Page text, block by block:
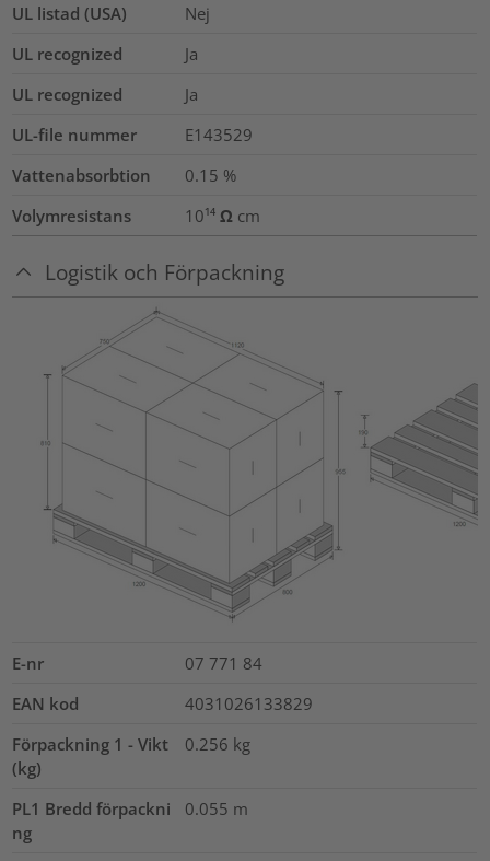
UL listad (USA)
Nej
UL recognized
Ja
UL recognized
Ja
UL-file nummer
E143529
Vattenabsorbtion
0.15 %
Volymresistans
10¹⁴ Ω cm
Logistik och Förpackning
E-nr
07 771 84
EAN kod
4031026133829
Förpackning 1 - Vikt
(kg)
0.256 kg
PL1 Bredd förpackni
ng
0.055 m